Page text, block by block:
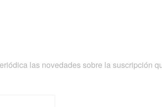
las novedades sobre la suscripción